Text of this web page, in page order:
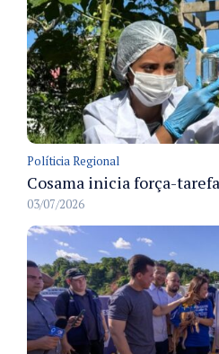
Políticia Regional
03/07/2026